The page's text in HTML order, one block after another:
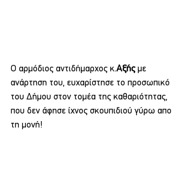
Ο αρμόδιος αντιδήμαρχος κ.Αξής με
ανάρτηση του, ευχαρίστησε το προσωπικό
του Δήμου στον τομέα της καθαριότητας,
που δεν άφησε ίχνος σκουπιδιού γύρω απο
τη μονή!